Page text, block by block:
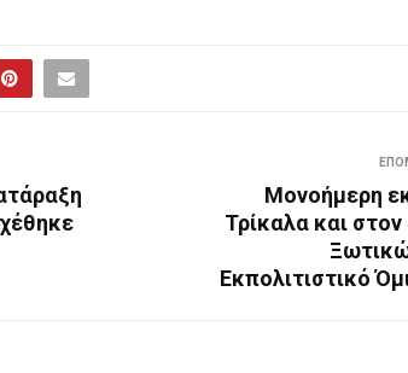
Μονοήμερη
Τρίκαλα και
Εκπολιτιστικό